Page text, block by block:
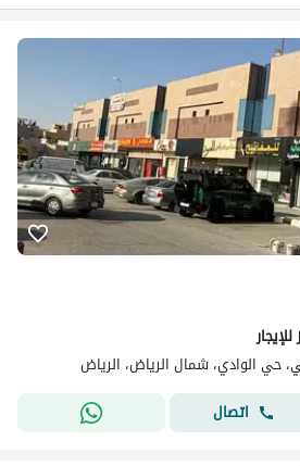
حي الوادي، شمال الرياض، الرياض
اتصال